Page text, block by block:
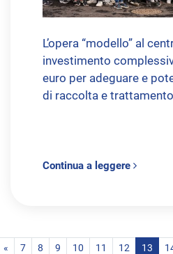
L’opera “modello” al
investimento
euro per adeguare e
di raccolta e
Continua a leggere
« 7 8 9 10 11 12 13